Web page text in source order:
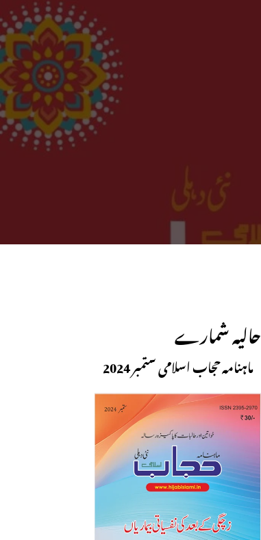
حالیہ شمارے
ماہنامہ حجاب اسلامی ستمبر 2024